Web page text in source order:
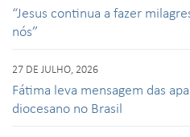
“Jesus continua a fazer
nós”
27 DE JULHO, 2026
Fátima leva mensagem das
diocesano no Brasil